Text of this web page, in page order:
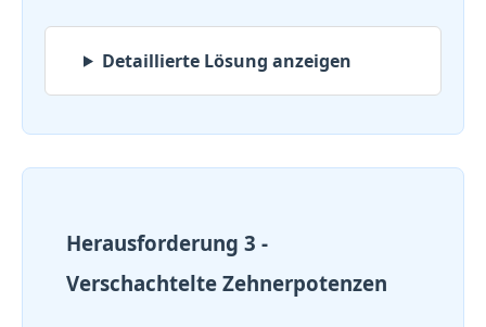
Detaillierte Lösung anzeigen
Herausforderung 3 -
Verschachtelte Zehnerpotenzen